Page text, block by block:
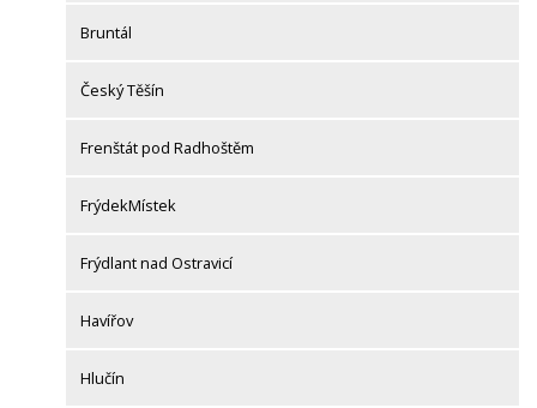
Bruntál
Český Těšín
Frenštát pod Radhoštěm
FrýdekMístek
Frýdlant nad Ostravicí
Havířov
Hlučín